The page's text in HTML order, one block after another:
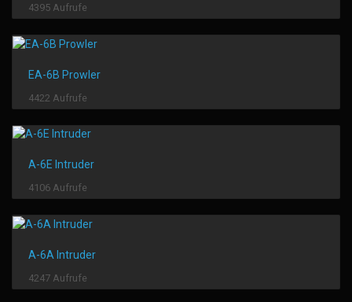
4395 Aufrufe
EA-6B Prowler
4422 Aufrufe
A-6E Intruder
4106 Aufrufe
A-6A Intruder
4247 Aufrufe